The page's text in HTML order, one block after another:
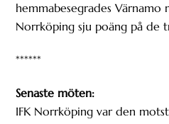
hemmabesegrades
Norrköping sju poäng på de
******
Senaste möten:
IFK Norrköping var den